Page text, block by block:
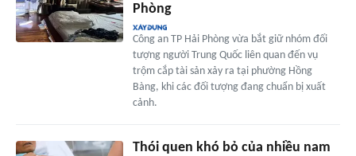
Phòng
Công an TP Hải Phòng vừa bắt giữ nhóm đối
tượng người Trung Quốc liên quan đến vụ
trộm cắp tài sản xảy ra tại phường Hồng
Bàng, khi các đối tượng đang chuẩn bị xuất
cảnh.
Thói quen khó bỏ của nhiều nam